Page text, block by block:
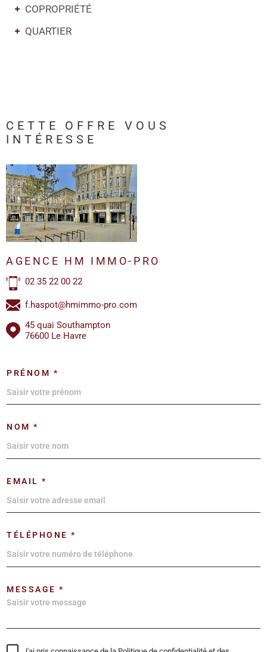
COPROPRIÉTÉ
QUARTIER
CETTE OFFRE
VOUS
INTÉRESSE
AGENCE HM IMMO-PRO
02 35 22 00 22
f.haspot@hmimmo-pro.com
45 quai Southampton
76600 Le Havre
PRÉNOM *
NOM *
EMAIL *
TÉLÉPHONE *
MESSAGE *